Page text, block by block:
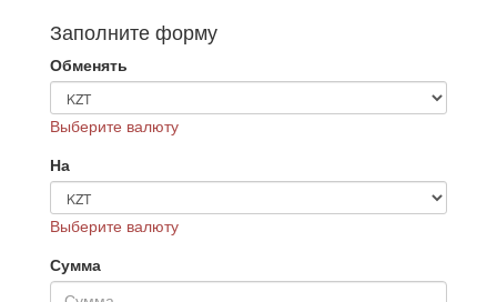
Заполните форму
Обменять
Выберите валюту
На
Выберите валюту
Сумма